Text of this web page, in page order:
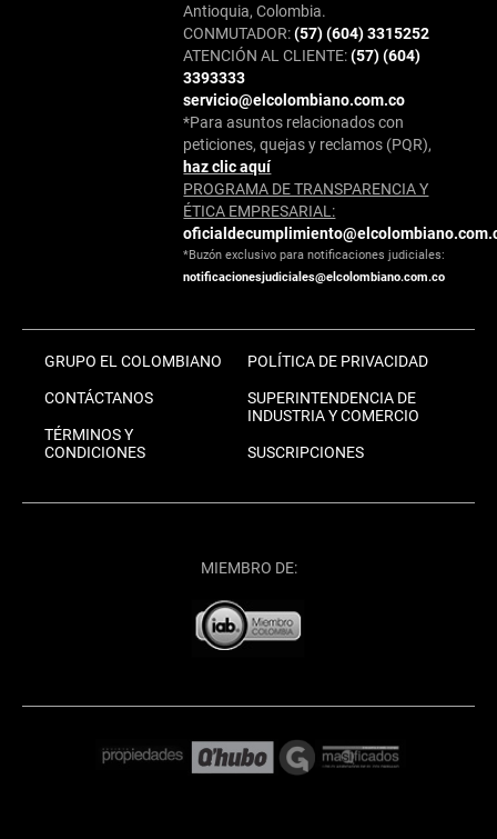
Antioquia, Colombia.
CONMUTADOR:(57) (604) 3315252
ATENCIÓN AL CLIENTE:(57) (604)
3393333
servicio@elcolombiano.com.co
*Para asuntos relacionados con
peticiones, quejas y reclamos (PQR),
haz clic aquí
PROGRAMA DE TRANSPARENCIA Y
ÉTICA EMPRESARIAL:
*Buzón exclusivo para notificaciones judiciales:
notificacionesjudiciales@elcolombiano.com.co
GRUPO EL COLOMBIANO
CONTÁCTANOS
TÉRMINOS Y
CONDICIONES
POLÍTICA DE PRIVACIDAD
SUPERINTENDENCIA DE
INDUSTRIA Y COMERCIO
SUSCRIPCIONES
MIEMBRO DE: